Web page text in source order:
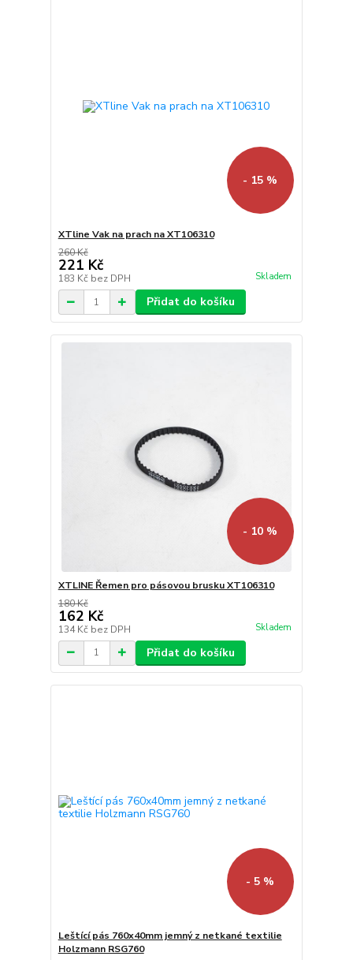
- 15 %
XTline Vak na prach na XT106310
260 Kč
221 Kč
183 Kč bez DPH Skladem
Přidat do košíku
- 10 %
XTLINE Řemen pro pásovou brusku XT106310
180 Kč
162 Kč
134 Kč bez DPH Skladem
Přidat do košíku
- 5 %
Leštící pás 760x40mm jemný z netkané textilie
Holzmann RSG760